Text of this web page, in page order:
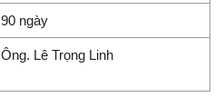
90 ngày
Ông. Lê Trọng Linh